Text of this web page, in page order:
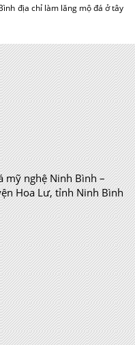
địa chỉ làm lăng mộ đá ở tây
mỹ nghệ Ninh Bình –
Hoa Lư, tỉnh Ninh Bình